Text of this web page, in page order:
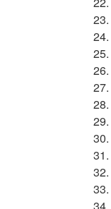
23.
24.
25.
26.
27.
28.
29.
30.
31.
32.
33.